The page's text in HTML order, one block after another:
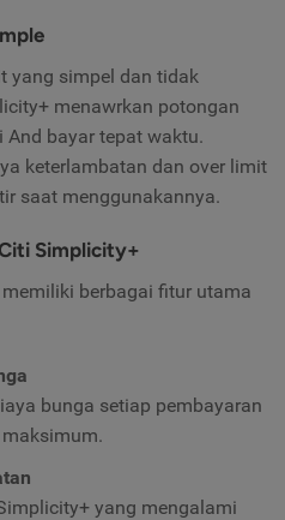
yang simpel dan tidak
menawrkan potongan
And bayar tepat waktu.
keterlambatan dan over limit
saat menggunakannya.
Simplicity+
berbagai fitur utama
bunga setiap pembayaran
yang mengalami